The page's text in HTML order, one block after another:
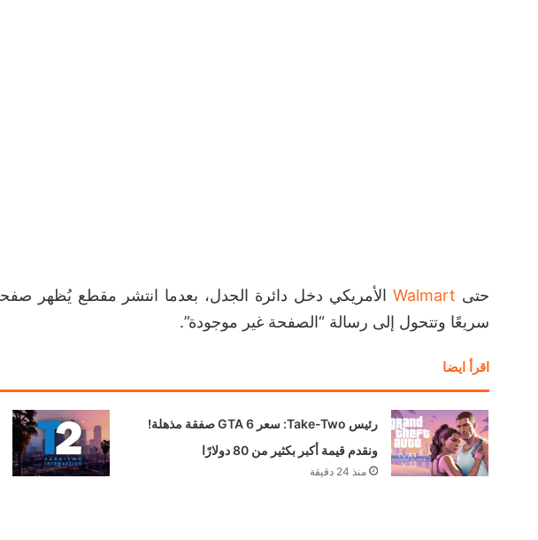
حتى Walmart
سريعًا وتتحول إلى رسالة “الصفحة غير موجودة”.
اقرأ ايضا
رئيس Take-Two: سعر GTA 6 صفقة مذهلة!
ونقدم قيمة أكبر بكثير من 80 دولارًا
منذ 24 دقيقة